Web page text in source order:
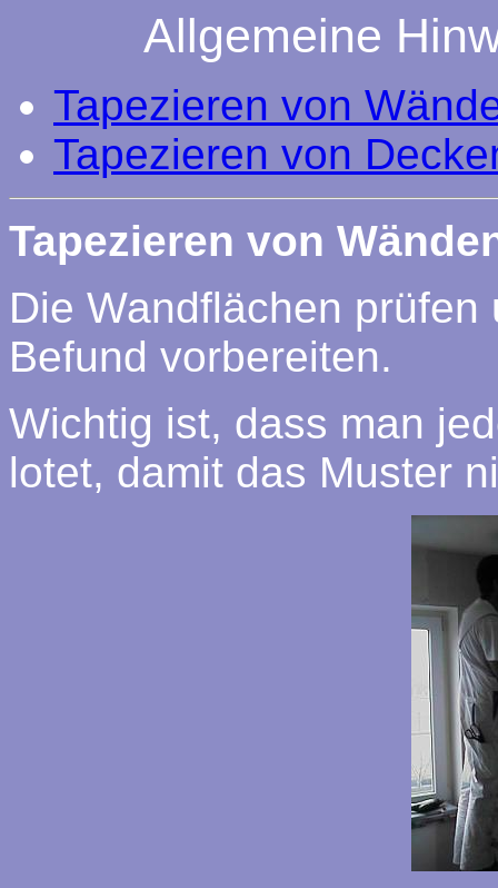
Allgemeine
Tapezieren von
Tapezieren von
Tapezieren von
Die Wandflächen
Befund vorbereiten.
Wichtig ist, dass man
lotet, damit das Muster